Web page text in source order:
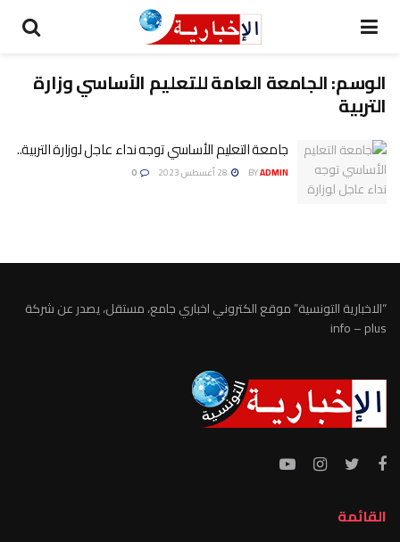
الوسم:الجامعة العامة للتعليم الأساسي وزارة
التربية
جامعة التعليم الأساسي توجه نداء عاجل لوزارة التربية..
BYADMIN
“الاخبارية التونسية” موقع الكتروني اخباري جامع، مستقل، يصدر عن شركة
info – plus
القائمة